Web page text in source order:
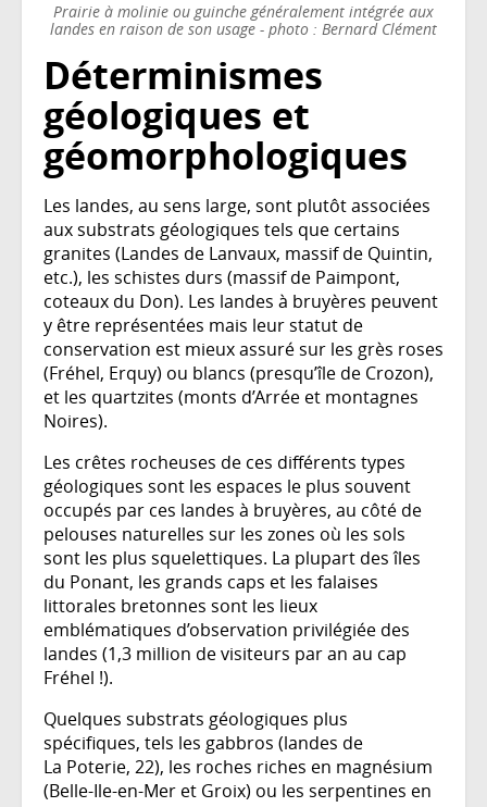
Prairie à molinie ou guinche généralement intégrée aux
landes en raison de son usage - photo : Bernard Clément
Déterminismes
géologiques et
géomorphologiques
Les landes, au sens large, sont plutôt associées
aux substrats géologiques tels que certains
granites (Landes de Lanvaux, massif de Quintin,
etc.), les schistes durs (massif de Paimpont,
coteaux du Don). Les landes à bruyères peuvent
y être représentées mais leur statut de
conservation est mieux assuré sur les grès roses
(Fréhel, Erquy) ou blancs (presqu’île de Crozon),
et les quartzites (monts d’Arrée et montagnes
Noires).
Les crêtes rocheuses de ces différents types
géologiques sont les espaces le plus souvent
occupés par ces landes à bruyères, au côté de
pelouses naturelles sur les zones où les sols
sont les plus squelettiques. La plupart des îles
du Ponant, les grands caps et les falaises
littorales bretonnes sont les lieux
emblématiques d’observation privilégiée des
landes (1,3 million de visiteurs par an au cap
Fréhel !).
Quelques substrats géologiques plus
spécifiques, tels les gabbros (landes de
La Poterie, 22), les roches riches en magnésium
(Belle-Ile-en-Mer et Groix) ou les serpentines en